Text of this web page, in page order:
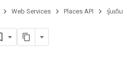
Web Services Places API รุ่นเดิม